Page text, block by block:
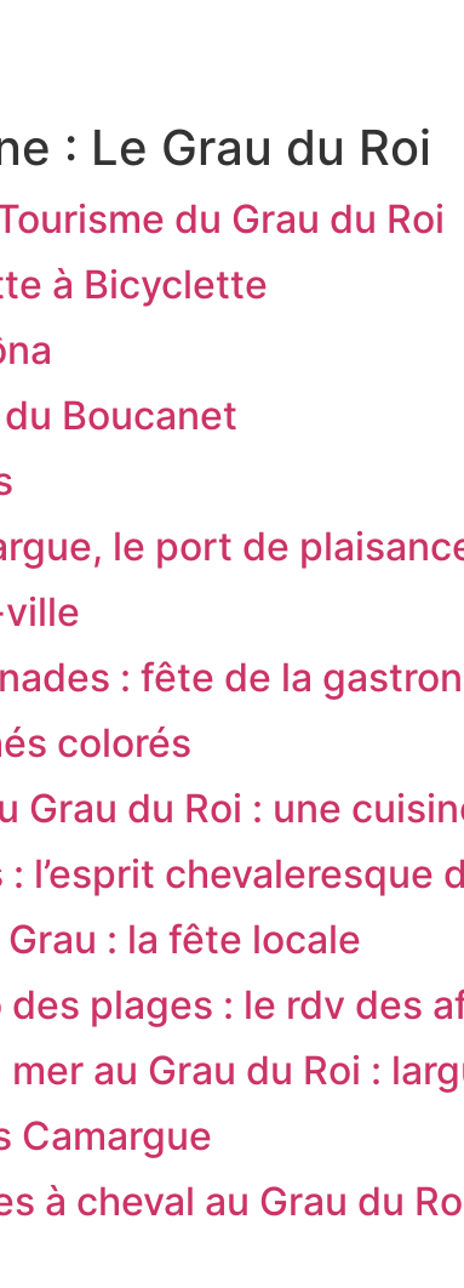
: Le Grau du Roi
du Grau du Roi
à Bicyclette
Boucanet
le port de
: fête de la
colorés
Grau du Roi : une
l’esprit chevaleresque
: la fête locale
des plages : le rdv des
au Grau du Roi :
Camargue
à cheval au Grau du